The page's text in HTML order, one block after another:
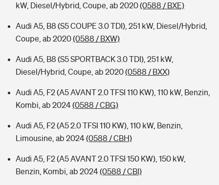
kW, Diesel/Hybrid, Coupe, ab 2020(0588 / BXE)
Audi A5, B8 (S5 COUPE 3.0 TDI), 251 kW, Diesel/Hybrid,
Coupe, ab 2020(0588 / BXW)
Audi A5, B8 (S5 SPORTBACK 3.0 TDI), 251 kW,
Diesel/Hybrid, Coupe, ab 2020(0588 / BXX)
Audi A5, F2 (A5 AVANT 2.0 TFSI 110 KW), 110 kW, Benzin,
Kombi, ab 2024(0588 / CBG)
Audi A5, F2 (A5 2.0 TFSI 110 KW), 110 kW, Benzin,
Limousine, ab 2024(0588 / CBH)
Audi A5, F2 (A5 AVANT 2.0 TFSI 150 KW), 150 kW,
Benzin, Kombi, ab 2024(0588 / CBI)